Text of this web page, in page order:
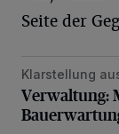
Seite der
Verwaltung:
Klarstellung
Verwaltung: